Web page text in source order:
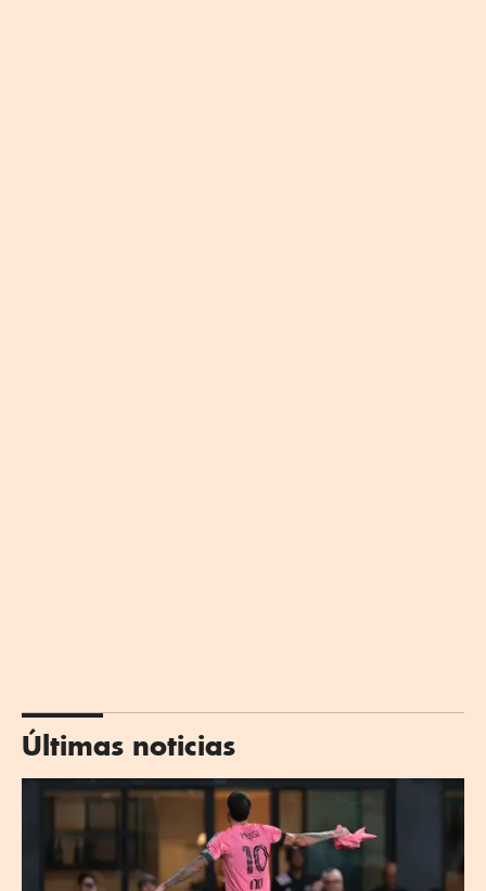
Últimas noticias